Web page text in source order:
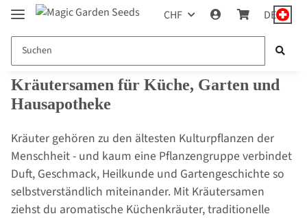
CHF DE
Kräutersamen für Küche, Garten und
Hausapotheke
Kräuter gehören zu den ältesten Kulturpflanzen der
Menschheit - und kaum eine Pflanzengruppe verbindet
Duft, Geschmack, Heilkunde und Gartengeschichte so
selbstverständlich miteinander. Mit Kräutersamen
ziehst du aromatische Küchenkräuter, traditionelle